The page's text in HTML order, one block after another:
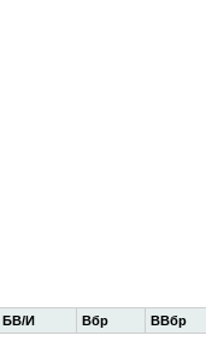
БВ/И Вбр ВВбр